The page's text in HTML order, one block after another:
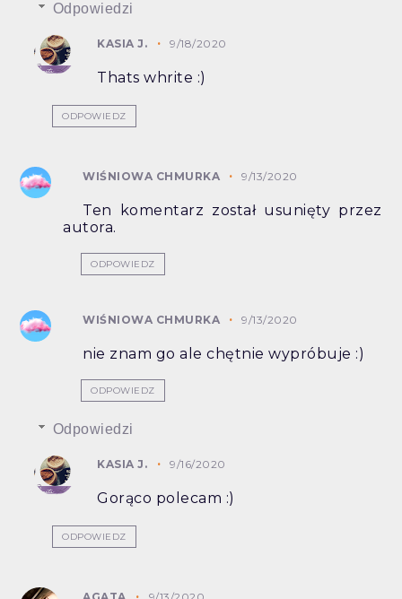
Odpowiedzi
KASIA J. 9/18/2020
Thats whrite :)
ODPOWIEDZ
WIŚNIOWA CHMURKA 9/13/2020
Ten komentarz został usunięty przez
autora.
ODPOWIEDZ
WIŚNIOWA CHMURKA 9/13/2020
nie znam go ale chętnie wypróbuje :)
ODPOWIEDZ
Odpowiedzi
KASIA J. 9/16/2020
Gorąco polecam :)
ODPOWIEDZ